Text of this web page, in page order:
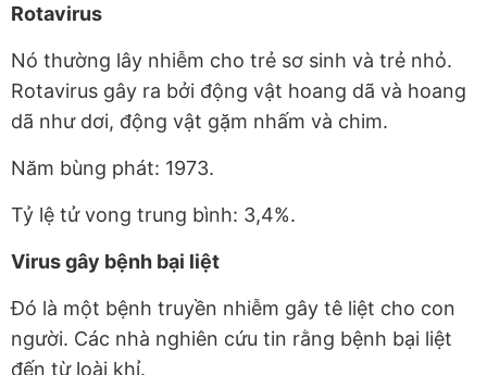
Rotavirus
Nó thường lây nhiễm cho trẻ sơ sinh và trẻ nhỏ.
Rotavirus gây ra bởi động vật hoang dã và hoang
dã như dơi, động vật gặm nhấm và chim.
Năm bùng phát: 1973.
Tỷ lệ tử vong trung bình: 3,4%.
Virus gây bệnh bại liệt
Đó là một bệnh truyền nhiễm gây tê liệt cho con
người. Các nhà nghiên cứu tin rằng bệnh bại liệt
đến từ loài khỉ.